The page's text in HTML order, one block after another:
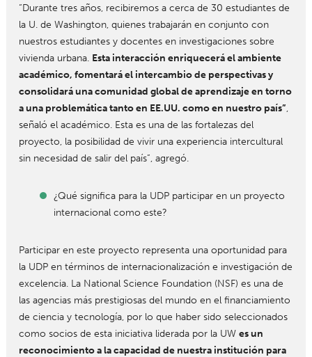
“Durante tres años, recibiremos a cerca de 30 estudiantes de
la U. de Washington, quienes trabajarán en conjunto con
nuestros estudiantes y docentes en investigaciones sobre
vivienda urbana. Esta interacción enriquecerá el ambiente
académico, fomentará el intercambio de perspectivas y
consolidará una comunidad global de aprendizaje en torno
a una problemática tanto en EE.UU. como en nuestro país”,
señaló el académico. Esta es una de las fortalezas del
proyecto, la posibilidad de vivir una experiencia intercultural
sin necesidad de salir del país”, agregó.
¿Qué significa para la UDP participar en un proyecto
internacional como este?
Participar en este proyecto representa una oportunidad para
la UDP en términos de internacionalización e investigación de
excelencia. La National Science Foundation (NSF) es una de
las agencias más prestigiosas del mundo en el financiamiento
de ciencia y tecnología, por lo que haber sido seleccionados
como socios de esta iniciativa liderada por la UW es un
reconocimiento a la capacidad de nuestra institución para